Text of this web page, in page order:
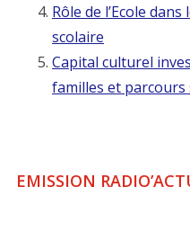
Rôle de l’Ecole
scolaire
Capital culturel
familles et parcours
EMISSION